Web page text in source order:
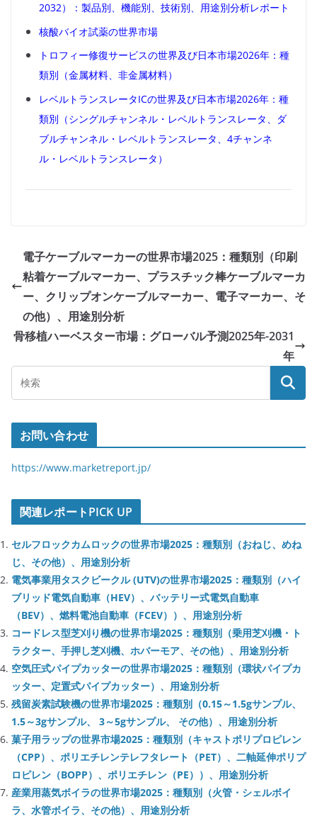
2032）：製品別、機能別、技術別、用途別分析レポート
核酸バイオ試薬の世界市場
トロフィー修復サービスの世界及び日本市場2026年：種
類別（金属材料、非金属材料）
レベルトランスレータICの世界及び日本市場2026年：種
類別（シングルチャンネル・レベルトランスレータ、ダ
ブルチャンネル・レベルトランスレータ、4チャンネ
ル・レベルトランスレータ）
電子ケーブルマーカーの世界市場2025：種類別（印刷
粘着ケーブルマーカー、プラスチック棒ケーブルマーカ
ー、クリップオンケーブルマーカー、電子マーカー、そ
の他）、用途別分析
骨移植ハーベスター市場：グローバル予測2025年-2031
年
お問い合わせ
https://www.marketreport.jp/
関連レポートPICK UP
セルフロックカムロックの世界市場2025：種類別（おねじ、めね
じ、その他）、用途別分析
電気事業用タスクビークル (UTV)の世界市場2025：種類別（ハイ
ブリッド電気自動車（HEV）、バッテリー式電気自動車
（BEV）、燃料電池自動車（FCEV））、用途別分析
コードレス型芝刈り機の世界市場2025：種類別（乗用芝刈機・ト
ラクター、手押し芝刈機、ホバーモア、その他）、用途別分析
空気圧式パイプカッターの世界市場2025：種類別（環状パイプカ
ッター、定置式パイプカッター）、用途別分析
残留炭素試験機の世界市場2025：種類別（0.15～1.5gサンプル、
1.5～3gサンプル、 3～5gサンプル、 その他）、用途別分析
菓子用ラップの世界市場2025：種類別（キャストポリプロピレン
（CPP）、ポリエチレンテレフタレート（PET）、二軸延伸ポリプ
ロピレン（BOPP）、ポリエチレン（PE））、用途別分析
産業用蒸気ボイラの世界市場2025：種類別（火管・シェルボイ
ラ、水管ボイラ、その他）、用途別分析